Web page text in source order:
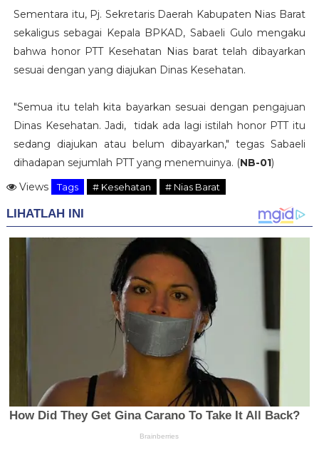
Sementara itu, Pj. Sekretaris Daerah Kabupaten Nias Barat
sekaligus sebagai Kepala BPKAD, Sabaeli Gulo mengaku
bahwa honor PTT Kesehatan Nias barat telah dibayarkan
sesuai dengan yang diajukan Dinas Kesehatan.
"Semua itu telah kita bayarkan sesuai dengan pengajuan
Dinas Kesehatan. Jadi, tidak ada lagi istilah honor PTT itu
sedang diajukan atau belum dibayarkan," tegas Sabaeli
dihadapan sejumlah PTT yang menemuinya. (NB-01)
Views
Tags # Kesehatan # Nias Barat